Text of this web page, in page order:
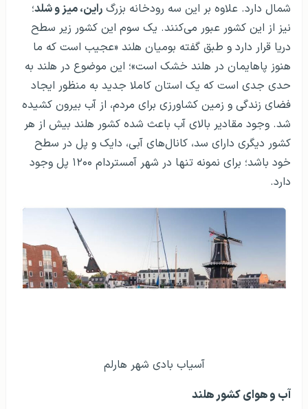
شمال دارد. علاوه بر این سه رودخانه بزرگ راین، میز و شلد؛
نیز از این کشور عبور می‌کنند. یک سوم این کشور زیر سطح
دریا قرار دارد و طبق گفته بومیان هلند «عجیب است که ما
هنوز پاهایمان در هلند خشک است»؛ این موضوع در هلند به
حدی جدی است که یک استان کاملا جدید به منظور ایجاد
فضای زندگی و زمین کشاورزی برای مردم، از آب بیرون کشیده
شد. وجود مقادیر بالای آب باعث شده کشور هلند بیش از هر
کشور دیگری دارای سد، کانال‌های آبی، دایک و پل در سطح
خود باشد؛ برای نمونه تنها در شهر آمستردام ۱۲۰۰ پل وجود
دارد.
آسیاب بادی شهر هارلم
آب‌ و هوای کشور هلند